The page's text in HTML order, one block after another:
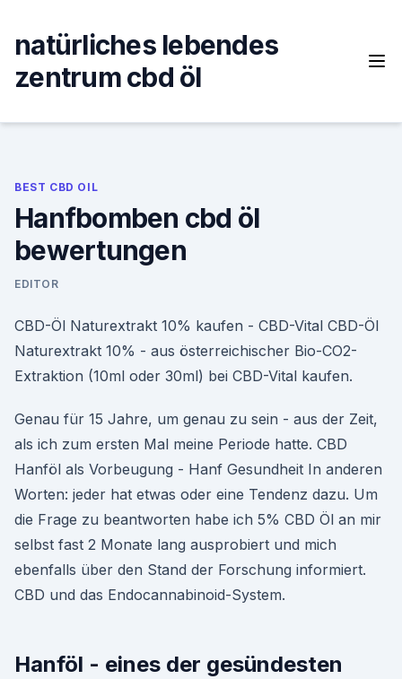
content
natürliches lebendes
zentrum cbd öl
BEST CBD OIL
Hanfbomben cbd öl
bewertungen
EDITOR
CBD-Öl Naturextrakt 10% kaufen - CBD-Vital CBD-Öl
Naturextrakt 10% - aus österreichischer Bio-CO2-
Extraktion (10ml oder 30ml) bei CBD-Vital kaufen.
Genau für 15 Jahre, um genau zu sein - aus der Zeit,
als ich zum ersten Mal meine Periode hatte. CBD
Hanföl als Vorbeugung - Hanf Gesundheit In anderen
Worten: jeder hat etwas oder eine Tendenz dazu. Um
die Frage zu beantworten habe ich 5% CBD Öl an mir
selbst fast 2 Monate lang ausprobiert und mich
ebenfalls über den Stand der Forschung informiert.
CBD und das Endocannabinoid-System.
Hanföl - eines der gesündesten